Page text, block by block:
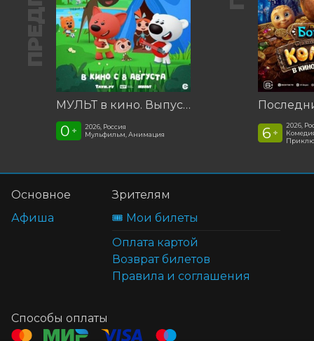
МУЛЬТ в кино. Выпуск №198. Некогда скучать
0 +
2026, Россия
Мульфильм, Анимация
6 +
2026,
Основное
Афиша
Зрителям
🎟️ Мои билеты
Оплата картой
Возврат билетов
Правила и соглашения
Способы оплаты